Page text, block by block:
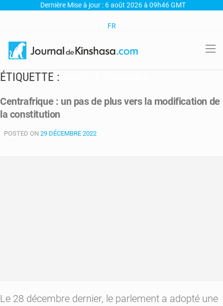
Dernière Mise à jour : 6 août 2026 à 09h46 GMT
FR
ÉTIQUETTE :
Centrafrique : un pas de plus vers la modification de
la constitution
POSTED ON 29 DÉCEMBRE 2022
Le 28 décembre dernier, le parlement a adopté une